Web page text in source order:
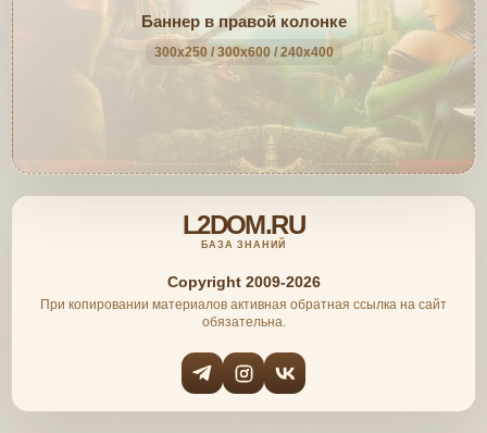
Баннер в правой колонке
300x250 / 300x600 / 240x400
L2DOM.RU
БАЗА ЗНАНИЙ
Copyright 2009-2026
При копировании материалов активная обратная ссылка на сайт
обязательна.